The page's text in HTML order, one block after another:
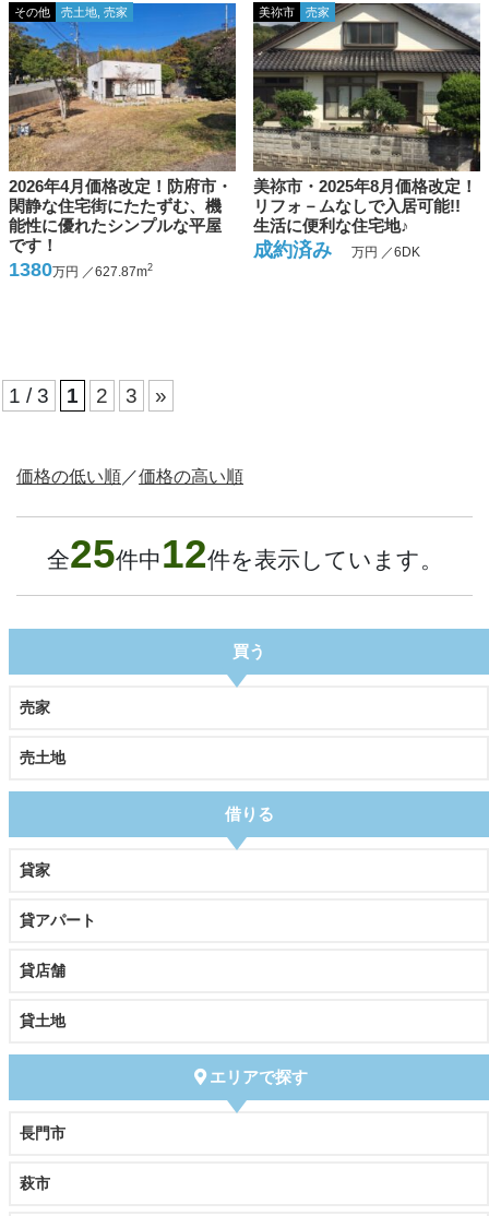
2026年4月価格改定！防府市・
閑静な住宅街にたたずむ、機
能性に優れたシンプルな平屋
です！
その他 売土地, 売家
1380万円 ／627.87m2
美祢市・2025年8月価格改定！
リフォ－ムなしで入居可能!!
生活に便利な住宅地♪
美祢市 売家
成約済み 万円 ／6DK
1 / 3 1 2 3 »
価格の低い順 ／価格の高い順
全25件中12件を表示しています。
買う
売家
売土地
借りる
貸家
貸アパート
貸店舗
貸土地
エリアで探す
長門市
萩市